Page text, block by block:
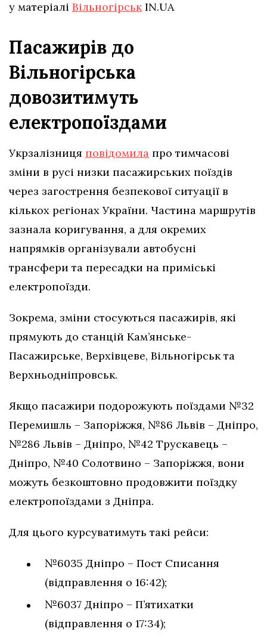
у матеріалі ВільногірськIN.UA
Пасажирів до
Вільногірська
довозитимуть
електропоїздами
Укрзалізниця повідомила про тимчасові
зміни в русі низки пасажирських поїздів
через загострення безпекової ситуації в
кількох регіонах України. Частина маршрутів
зазнала коригування, а для окремих
напрямків організували автобусні
трансфери та пересадки на приміські
електропоїзди.
Зокрема, зміни стосуються пасажирів, які
прямують до станцій Кам’янське-
Пасажирське, Верхівцеве, Вільногірськ та
Верхньодніпровськ.
Якщо пасажири подорожують поїздами №32
Перемишль – Запоріжжя, №86 Львів – Дніпро,
№286 Львів – Дніпро, №42 Трускавець –
Дніпро, №40 Солотвино – Запоріжжя, вони
можуть безкоштовно продовжити поїздку
електропоїздами з Дніпра.
Для цього курсуватимуть такі рейси:
№6035 Дніпро – Пост Списання
(відправлення о 16:42);
№6037 Дніпро – П’ятихатки
(відправлення о 17:34);